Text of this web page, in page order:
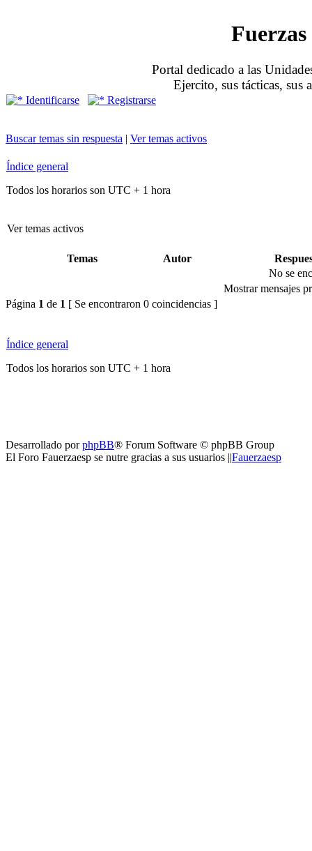
Portal dedicado a las
Ejercito, sus tácticas, sus
Identificarse Registrarse
Buscar temas sin respuesta | Ver temas activos
Índice general
Todos los horarios son UTC + 1 hora
Ver temas activos
Temas Autor
No se
Mostrar mensajes
Página 1 de 1 [ Se encontraron 0 coincidencias ]
Índice general
Todos los horarios son UTC + 1 hora
Desarrollado porphpBB® Forum Software © phpBB Group
El Foro Fauerzaesp se nutre gracias a sus usuarios ||Fauerzaesp